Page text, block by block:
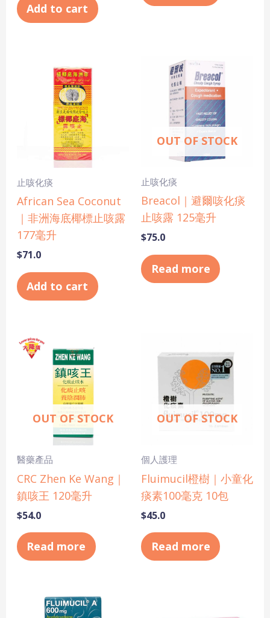
Add to cart
止咳化痰
African Sea Coconut
｜非洲海底椰標止咳露
177毫升
$71.0
Add to cart
OUT OF STOCK
止咳化痰
Breacol｜避爾咳化痰
止咳露 125毫升
$75.0
Read more
OUT OF STOCK
醫藥產品
CRC Zhen Ke Wang｜
鎮咳王 120毫升
$54.0
Read more
OUT OF STOCK
個人護理
Fluimucil橙樹｜小童化
痰素100毫克 10包
$45.0
Read more